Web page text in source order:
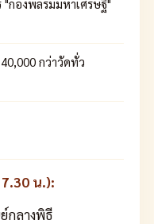
กองพลร่มมหาเศรษฐี"
กว่าวัดทั่ว
น.):
กลางพิธี